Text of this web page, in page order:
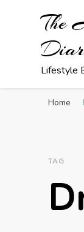
The
Lifestyle
Home
TAG